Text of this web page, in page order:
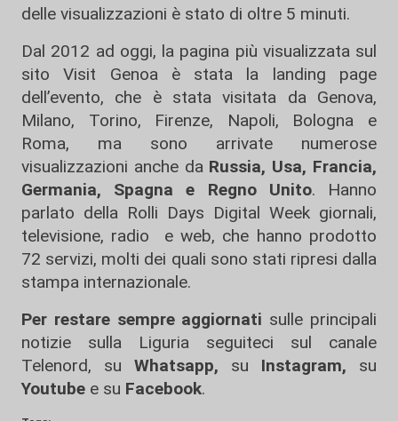
delle visualizzazioni è stato di oltre 5 minuti.
Dal 2012 ad oggi, la pagina più visualizzata sul
sito Visit Genoa è stata la landing page
dell’evento, che è stata visitata da Genova,
Milano, Torino, Firenze, Napoli, Bologna e
Roma, ma sono arrivate numerose
visualizzazioni anche daRussia, Usa, Francia,
Germania, Spagna e Regno Unito. Hanno
parlato della Rolli Days Digital Week giornali,
televisione, radio e web, che hanno prodotto
72 servizi, molti dei quali sono stati ripresi dalla
stampa internazionale.
Per restare sempre aggiornati sulle principali
notizie sulla Liguria seguiteci sul canale
Telenord, su
Whatsapp, su Instagram, su
Youtube e su Facebook.